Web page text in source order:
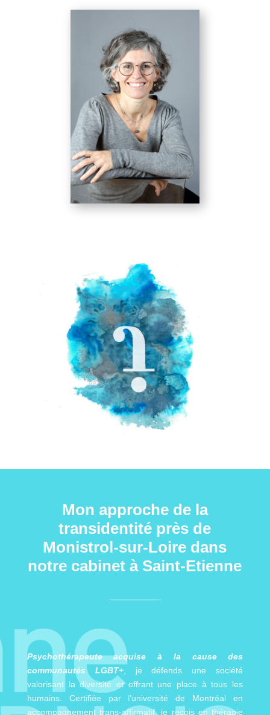
Mon approche de la
transidentité près de
Monistrol-sur-Loire dans
notre cabinet à Saint-Etienne
Psychothérapeute acquise à la cause des
communautés LGBT+, je défends une société
valorisant la diversité et offrant une place à tous les
humains. Certifiée par l’université de Montréal en
accompagnement trans-affirmatif, je reçois en thérapie